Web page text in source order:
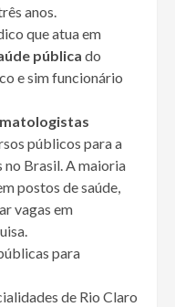
anos.
que atua em
pública do
e sim funcionário
públicos para a
Brasil. A maioria
postos de saúde,
vagas em
para
de Rio Claro